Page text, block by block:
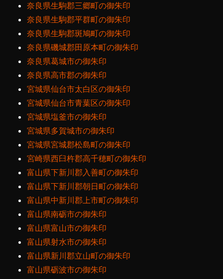
奈良県生駒郡三郷町の御朱印
奈良県生駒郡平群町の御朱印
奈良県生駒郡斑鳩町の御朱印
奈良県磯城郡田原本町の御朱印
奈良県葛城市の御朱印
奈良県高市郡の御朱印
宮城県仙台市太白区の御朱印
宮城県仙台市青葉区の御朱印
宮城県塩釜市の御朱印
宮城県多賀城市の御朱印
宮城県宮城郡松島町の御朱印
宮崎県西臼杵郡高千穂町の御朱印
富山県下新川郡入善町の御朱印
富山県下新川郡朝日町の御朱印
富山県中新川郡上市町の御朱印
富山県南砺市の御朱印
富山県富山市の御朱印
富山県射水市の御朱印
富山県新川郡立山町の御朱印
富山県砺波市の御朱印